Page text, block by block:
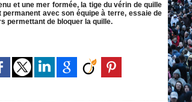
et une mer formée, la tige du vérin de quille
permanent avec son équipe à terre, essaie de
permettant de bloquer la quille.